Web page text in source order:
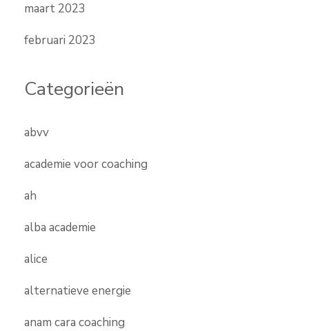
maart 2023
februari 2023
Categorieën
abvv
academie voor coaching
ah
alba academie
alice
alternatieve energie
anam cara coaching